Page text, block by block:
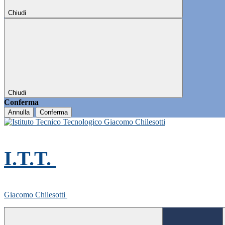
Chiudi
Chiudi
Conferma
Annulla Conferma
I.T.T.
Giacomo Chilesotti